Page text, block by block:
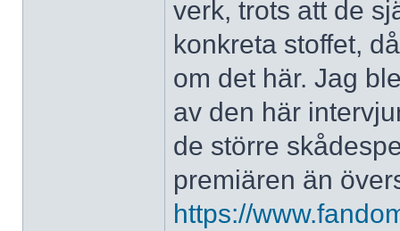
verk, trots att de
konkreta stoffet,
om det här. Jag
av den här
de större
premiären än
https://